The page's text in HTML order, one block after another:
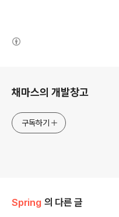
채마스의 개발창고
구독하기
Spring 의 다른 글